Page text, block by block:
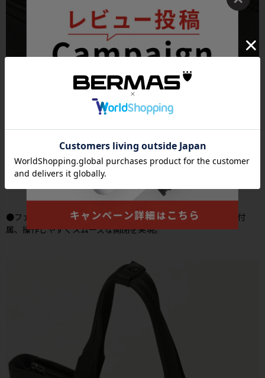
●ファスナーの引手には握りやすく持ちやすいジッパープルを付
属、操作しやすくスムーズな開閉を実現。